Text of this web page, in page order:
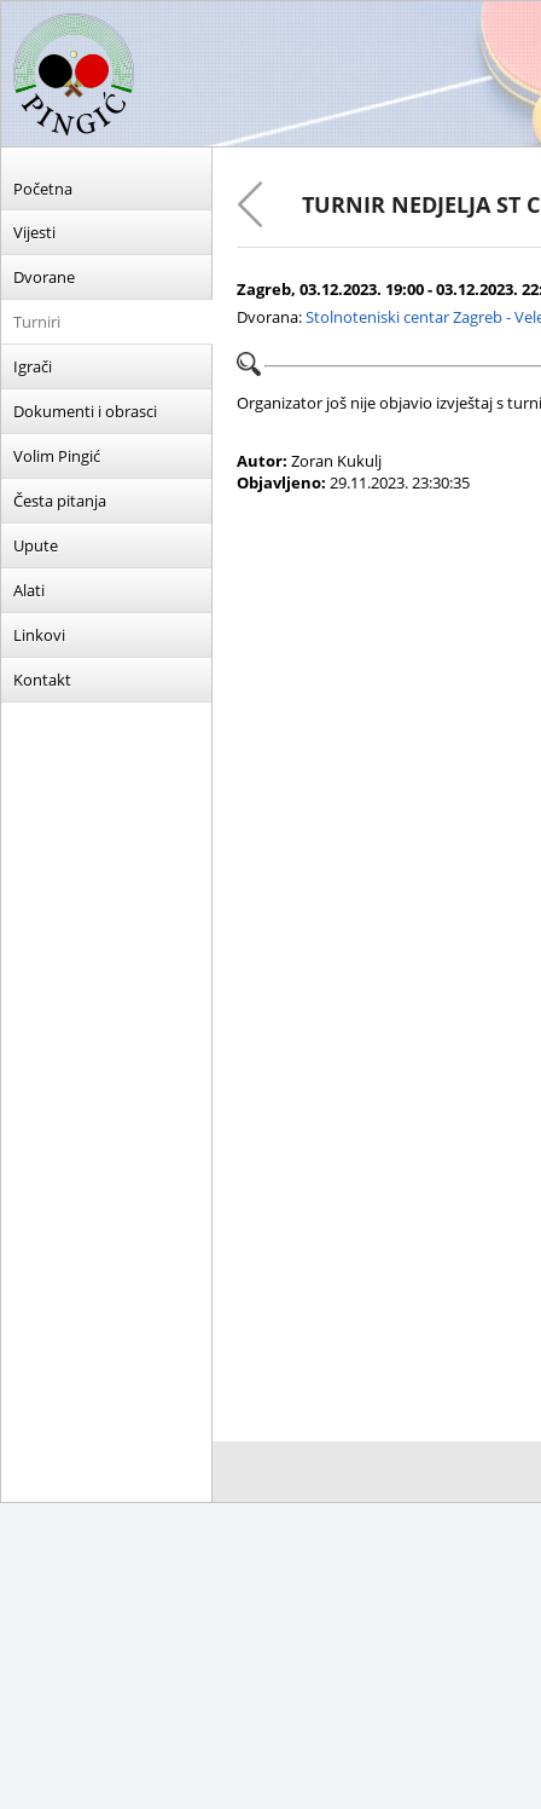
Početna
Vijesti
Dvorane
Turniri
Igrači
Dokumenti i obrasci
Volim Pingić
Česta pitanja
Upute
Alati
Linkovi
Kontakt
TURNIR NEDJELJA ST
Zagreb, 03.12.2023. 19:00 - 03.12.2023.
Dvorana:Stolnoteniski centar Zagreb -
Organizator još nije objavio izvještaj s
Autor: Zoran Kukulj
Objavljeno: 29.11.2023. 23:30:35